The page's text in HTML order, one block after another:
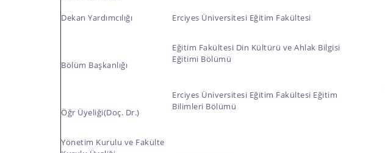
Dekan Yardımcılığı Erciyes Üniversitesi Eğitim Fakültesi
Bölüm Başkanlığı
Eğitim Fakültesi Din Kültürü ve Ahlak Bilgisi
Eğitimi Bölümü
Öğr Üyeliği(Doç. Dr.)
Erciyes Üniversitesi Eğitim Fakültesi Eğitim
Bilimleri Bölümü
Yönetim Kurulu ve Fakülte